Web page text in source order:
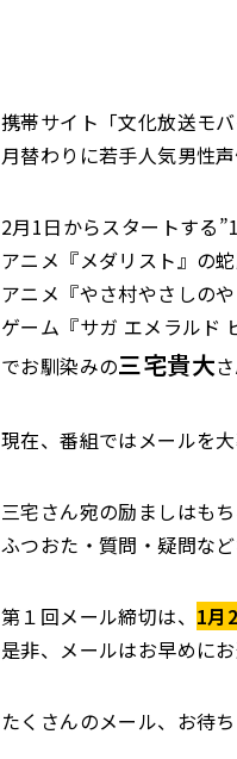
携帯サイト「文化放送モ
月替わりに若手人気男性
2月1日からスタートする
アニメ『メダリスト』の
アニメ『やさ村やさしの
ゲーム『サガ エメラルド
でお馴染みの三宅貴大
現在、番組ではメールを大
三宅さん宛の励ましはもち
ふつおた・質問・疑問な
第１回メール締切は、 1月
是非、メールはお早めに
たくさんのメール、お待